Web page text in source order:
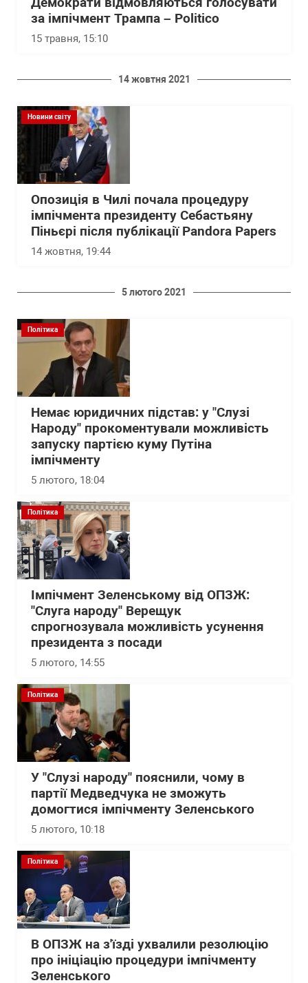
Демократи відмовляються голосувати
за імпічмент Трампа – Politico
15 травня, 15:10
14 жовтня 2021
Новини світу
Опозиція в Чилі почала процедуру
імпічмента президенту Себастьяну
Піньєрі після публікації Pandora Papers
14 жовтня, 19:44
5 лютого 2021
Політика
Немає юридичних підстав: у "Слузі
Народу" прокоментували можливість
запуску партією куму Путіна
імпічменту
5 лютого, 18:04
Політика
Імпічмент Зеленському від ОПЗЖ:
"Слуга народу" Верещук
спрогнозувала можливість усунення
президента з посади
5 лютого, 14:55
Політика
У "Слузі народу" пояснили, чому в
партії Медведчука не зможуть
домогтися імпічменту Зеленського
5 лютого, 10:18
Політика
В ОПЗЖ на з'їзді ухвалили резолюцію
про ініціацію процедури імпічменту
Зеленського